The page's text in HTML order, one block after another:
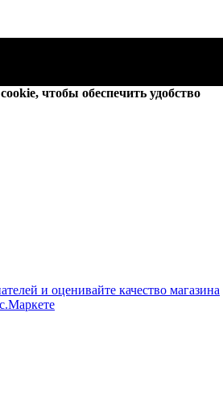
чтобы обеспечить удобство